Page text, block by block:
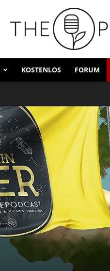
KOSTENLOS FORUM